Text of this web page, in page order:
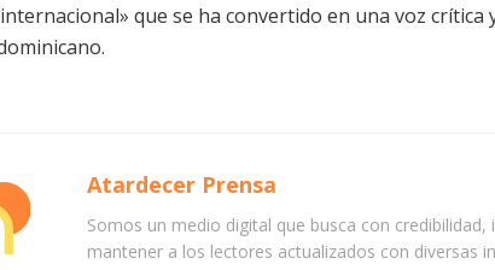
que se ha convertido en una voz crítica
Atardecer Prensa
Somos un medio digital que busca con
mantener a los lectores actualizados con diversas